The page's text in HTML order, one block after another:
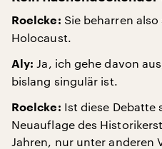
Roelcke: Sie beharren
Holocaust.
Aly: Ja, ich gehe davon
bislang singulär ist.
Roelcke: Ist diese Debatte
Neuauflage des
Jahren, nur unter anderen